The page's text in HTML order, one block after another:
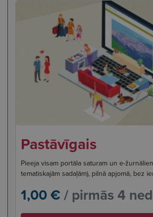
Pastāvīgais
Pieeja visam portāla saturam un e-
tematiskajām sadaļām), pilnā apjomā, bez
1,00 € / pirmās 4